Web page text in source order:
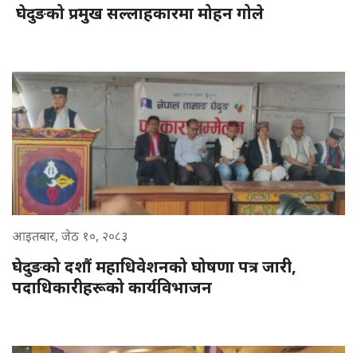
घेदुङको प्रमुख सल्लाहकारमा मोहन गोले
आइतबार, जेठ १०, २०८३
घेदुङको दशौं महाधिवेशनको घोषणा पत्र जारी,
पदाधिकारीहरूको कार्यविभाजन